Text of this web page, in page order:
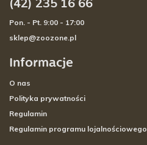
Informacje
O nas
Polityka prywatności
Regulamin
Regulamin programu lojalnościowego
Pon. - Pt. 9:00 - 17:00
sklep@zoozone.pl